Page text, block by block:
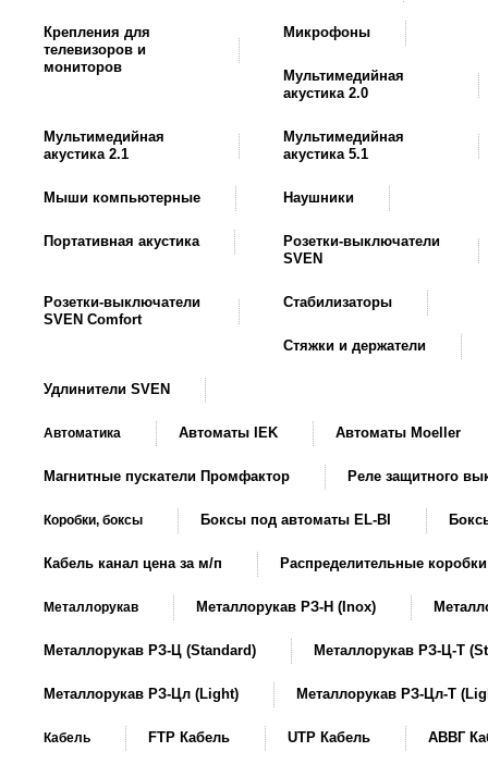
Крепления для
телевизоров и
мониторов
Микрофоны
Мультимедийная
акустика 2.0
Мультимедийная
акустика 2.1
Мультимедийная
акустика 5.1
Мыши компьютерные Наушники
Портативная акустика
Розетки-выключатели
SVEN
Розетки-выключатели
SVEN Comfort
Стабилизаторы
Стяжки и держатели
Удлинители SVEN
Автоматика Автоматы IEK Автоматы Moeller
Магнитные пускатели Промфактор Реле защитного
Коробки, боксы Боксы под автоматы EL-BI
Кабель канал цена за м/п Распределительные коробки
Металлорукав Металлорукав РЗ-Н (Inox)
Металлорукав РЗ-Ц (Standard) Металлорукав РЗ-Ц-Т
Металлорукав РЗ-Цл (Light) Металлорукав РЗ-Цл-Т
Кабель FTP Кабель UTP Кабель АВВГ